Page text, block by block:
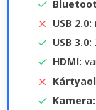
USB 2.0:
USB 3.0:
HDMI:
Kamera: